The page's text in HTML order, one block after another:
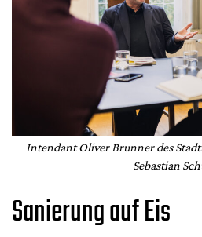
Intendant Oliver Brunner des
Sebastian
Sanierung auf Eis